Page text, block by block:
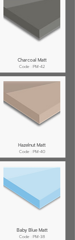
Charcoal Matt
Code : PM-42
Hazelnut Matt
Code : PM-40
Baby Blue Matt
Code : PM-38